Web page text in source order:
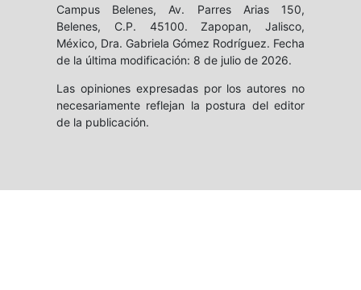
Campus Belenes, Av. Parres Arias 150,
Belenes, C.P. 45100. Zapopan, Jalisco,
México, Dra. Gabriela Gómez Rodríguez. Fecha
de la última modificación: 8 de julio de 2026.
Las opiniones expresadas por los autores no
necesariamente reflejan la postura del editor
de la publicación.